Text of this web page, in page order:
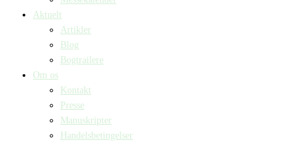
Aktuelt
Artikler
Blog
Bogtrailere
Om os
Kontakt
Presse
Manuskripter
Handelsbetingelser